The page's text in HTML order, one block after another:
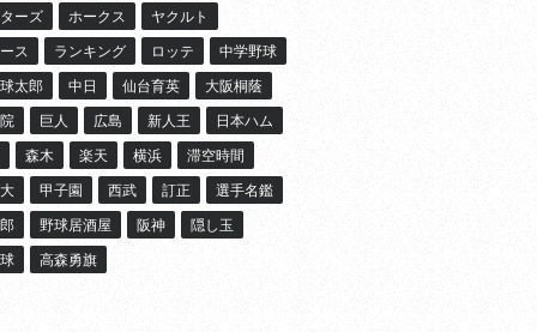
ーズ ホークス ヤクルト
ス ランキング ロッテ 中学野球
太郎 中日 仙台育英 大阪桐蔭
巨人 広島 新人王 日本ハム
森木 楽天 横浜 滞空時間
甲子園 西武 訂正 選手名鑑
野球居酒屋 阪神 隠し玉
高森勇旗